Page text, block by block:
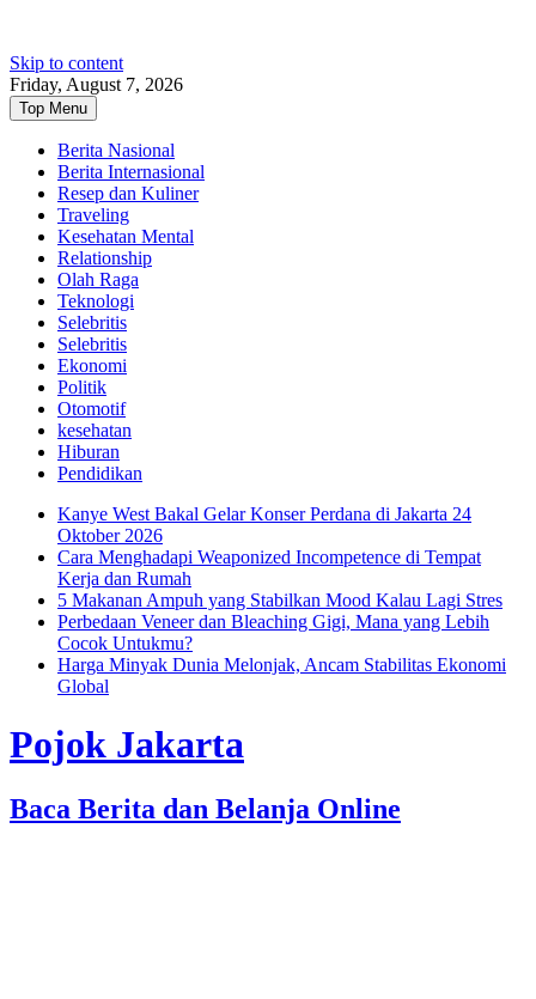
Skip to content
Friday, August 7, 2026
Top Menu
Berita Nasional
Berita Internasional
Resep dan Kuliner
Traveling
Kesehatan Mental
Relationship
Olah Raga
Teknologi
Selebritis
Selebritis
Ekonomi
Politik
Otomotif
kesehatan
Hiburan
Pendidikan
Kanye West Bakal Gelar Konser Perdana di Jakarta 24
Oktober 2026
Cara Menghadapi Weaponized Incompetence di Tempat
Kerja dan Rumah
5 Makanan Ampuh yang Stabilkan Mood Kalau Lagi Stres
Perbedaan Veneer dan Bleaching Gigi, Mana yang Lebih
Cocok Untukmu?
Harga Minyak Dunia Melonjak, Ancam Stabilitas Ekonomi
Global
Pojok Jakarta
Baca Berita dan Belanja Online